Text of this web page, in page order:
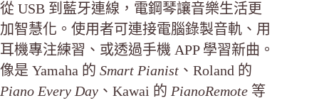
從 USB 到藍牙連線，電鋼琴讓音樂生活更
加智慧化。使用者可連接電腦錄製音軌、用
耳機專注練習、或透過手機 APP 學習新曲。
像是 Yamaha 的 Smart Pianist 、Roland 的
Piano Every Day 、Kawai 的 PianoRemote 等